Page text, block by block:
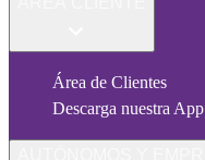
Área de Clientes
Descarga nuestra App